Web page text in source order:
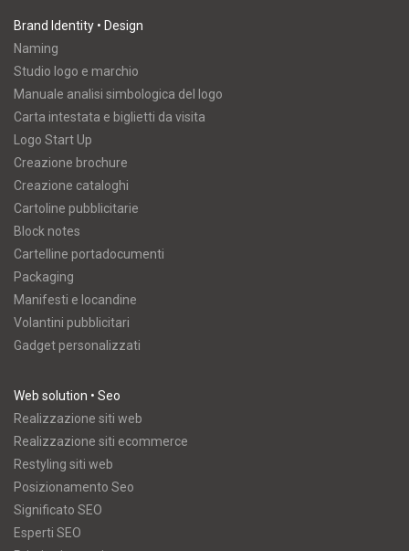
Brand Identity • Design
Naming
Studio logo e marchio
Manuale analisi simbologica del logo
Carta intestata e biglietti da visita
Logo Start Up
Creazione brochure
Creazione cataloghi
Cartoline pubblicitarie
Block notes
Cartelline portadocumenti
Packaging
Manifesti e locandine
Volantini pubblicitari
Gadget personalizzati
Web solution • Seo
Realizzazione siti web
Realizzazione siti ecommerce
Restyling siti web
Posizionamento Seo
Significato SEO
Esperti SEO